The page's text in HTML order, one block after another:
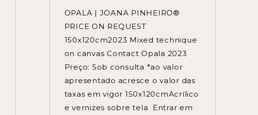
OPALA | JOANA PINHEIRO®
PRICE ON REQUEST
150x120cm2023 Mixed technique
on canvas Contact Opala 2023
Preço: Sob consulta *ao valor
apresentado acresce o valor das
taxas em vigor 150x120cmAcrílico
e vernizes sobre tela Entrar em